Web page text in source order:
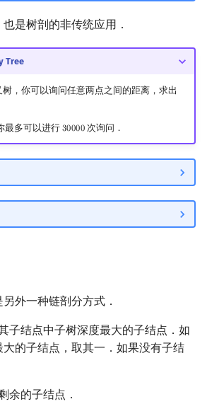
是树剖的非传统应用．
Tree
树，你可以询问任意两点之间的距离，求出
最多可以进行30000
30000 次询问．
外一种链剖分方式．
子结点中子树深度最大的子结点．如
的子结点，取其一．如果没有子结
余的子结点．